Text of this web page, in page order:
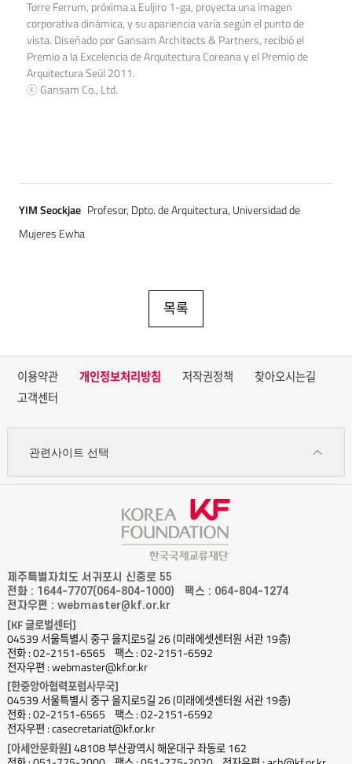
Torre Ferrum, próxima a Euljiro 1-ga, proyecta una imagen
corporativa dinámica, y su apariencia varía según el punto de
vista. Diseñado por Gansam Architects & Partners, recibió el
Premio a la Excelencia de Arquitectura Coreana y el Premio de
Arquitectura Seúl 2011.
ⓒ Gansam Co., Ltd.
YIM Seockjae Profesor, Dpto. de Arquitectura, Universidad de
Mujeres Ewha
목록
이용약관 개인정보처리방침 저작권정책
찾아오시는길
고객센터
관련사이트 선택
제주특별자치도 서귀포시 신중로 55
전화 : 1644-7707(064-804-1000)
팩스 : 064-804-1274
전자우편 : webmaster@kf.or.kr
[KF 글로벌센터]
04539 서울특별시 중구 을지로5길 26 (미래에셋센터원 서관 19층)
전화 : 02-2151-6565
팩스 : 02-2151-6592
전자우편 : webmaster@kf.or.kr
[한중앙아협력포럼사무국]
04539 서울특별시 중구 을지로5길 26 (미래에셋센터원 서관 19층)
전화 : 02-2151-6565
팩스 : 02-2151-6592
전자우편 : casecretariat@kf.or.kr
[아세안문화원] 48108 부산광역시 해운대구 좌동로 162